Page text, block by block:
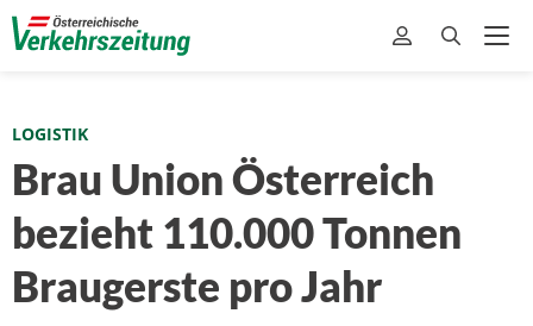
LOGISTIK
Brau Union Österreich
bezieht 110.000 Tonnen
Braugerste pro Jahr